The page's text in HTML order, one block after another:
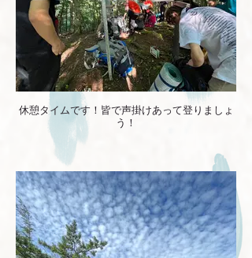
休憩タイムです！皆で声掛けあって登りましょ
う！